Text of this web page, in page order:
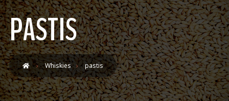
PASTIS
Whiskies pastis